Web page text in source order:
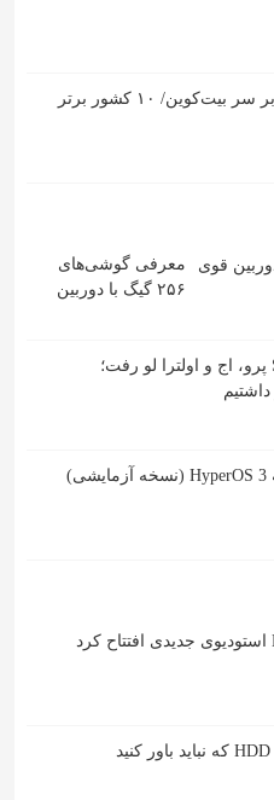
رقابت پنهان دولت‌ها بر سر بیت‌کوین/ ۱۰ کشور برتر
معرفی گوشی‌های
۲۵۶ گیگ با دوربین
ضخامت گلکسی S26 پرو، اج و اولترا لو رفت؛
۸ گوشی شیائومی به HyperOS 3 (نسخه آزمایشی)